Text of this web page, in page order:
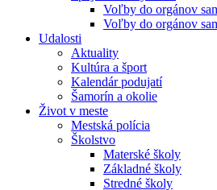
Voľby do orgánov
Voľby do orgánov
Udalosti
Aktuality
Kultúra a šport
Kalendár podujatí
Šamorín a okolie
Život v meste
Mestská polícia
Školstvo
Materské školy
Základné školy
Stredné školy